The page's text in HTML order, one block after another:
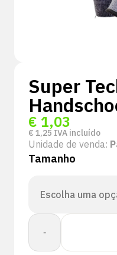
Super
€ 1,03
€ 1,25 IVA incluído
Unidade de venda:
Tamanho
-
Quantidade
Super